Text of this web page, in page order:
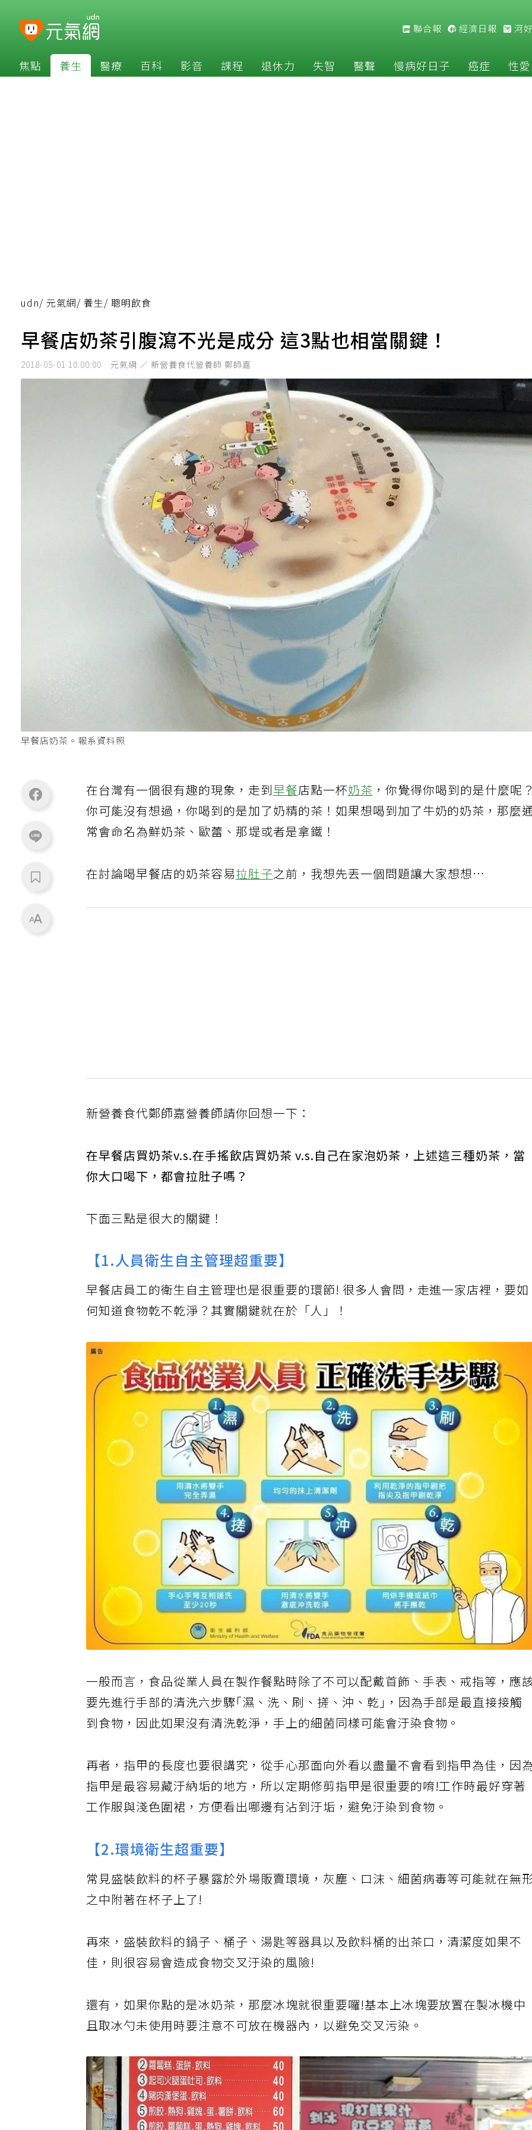
聯合報 經濟日報 河
焦點 養生 醫療 百科 影音 課程 退休力 失智 醫聲 慢病好日子 癌症 性愛
udn/ 元氣網/ 養生/ 聰明飲食
早餐店奶茶引腹瀉不光是成分 這3點也相當關鍵！
2018-05-01 10:00:00 元氣網 ／ 新營養食代營養師 鄭師嘉
早餐店奶茶。報系資料照
在台灣有一個很有趣的現象，走到早餐店點一杯奶茶 ，你覺得你喝到的是什麼呢
你可能沒有想過，你喝到的是加了奶精的茶！如果想喝到加了牛奶的奶茶，那麼
常會命名為鮮奶茶、歐蕾、那堤或者是拿鐵！
在討論喝早餐店的奶茶容易拉肚子之前，我想先丟一個問題讓大家想想…
新營養食代鄭師嘉營養師請你回想一下：
在早餐店買奶茶v.s.在手搖飲店買奶茶 v.s.自己在家泡奶茶，上述這三種奶茶，當
你大口喝下，都會拉肚子嗎？
下面三點是很大的關鍵！
【1.人員衛生自主管理超重要】
早餐店員工的衛生自主管理也是很重要的環節! 很多人會問，走進一家店裡，要如
何知道食物乾不乾淨？其實關鍵就在於「人」！
一般而言，食品從業人員在製作餐點時除了不可以配戴首飾、手表、戒指等，應
要先進行手部的清洗六步驟｢濕、洗、刷、搓、沖、乾｣，因為手部是最直接接觸
到食物，因此如果沒有清洗乾淨，手上的細菌同樣可能會汙染食物。
再者，指甲的長度也要很講究，從手心那面向外看以盡量不會看到指甲為佳，因
指甲是最容易藏汙納垢的地方，所以定期修剪指甲是很重要的唷!工作時最好穿著
工作服與淺色圍裙，方便看出哪邊有沾到汙垢，避免汙染到食物。
【2.環境衛生超重要】
常見盛裝飲料的杯子暴露於外場販賣環境，灰塵、口沫、細菌病毒等可能就在無
之中附著在杯子上了!
再來，盛裝飲料的鍋子、桶子、湯匙等器具以及飲料桶的出茶口，清潔度如果不
佳，則很容易會造成食物交叉汙染的風險!
還有，如果你點的是冰奶茶，那麼冰塊就很重要囉!基本上冰塊要放置在製冰機中
且取冰勺未使用時要注意不可放在機器內，以避免交叉污染。